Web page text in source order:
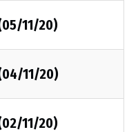
11/20)
11/20)
11/20)